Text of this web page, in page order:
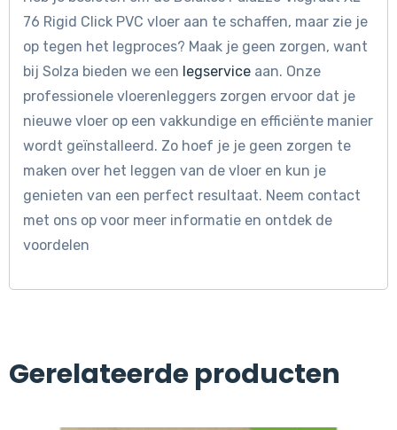
76 Rigid Click PVC vloer aan te schaffen, maar zie je
op tegen het legproces? Maak je geen zorgen, want
bij Solza bieden we een legservice aan. Onze
professionele vloerenleggers zorgen ervoor dat je
nieuwe vloer op een vakkundige en efficiënte manier
wordt geïnstalleerd. Zo hoef je je geen zorgen te
maken over het leggen van de vloer en kun je
genieten van een perfect resultaat. Neem contact
met ons op voor meer informatie en ontdek de
voordelen
Gerelateerde producten